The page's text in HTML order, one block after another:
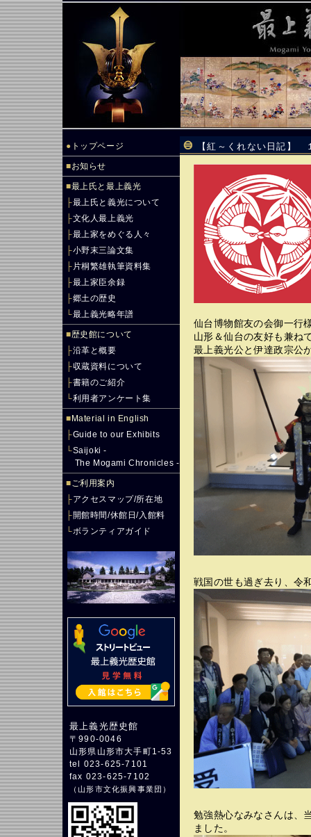
● トップページ
■お知らせ
■最上氏と最上義光
├最上氏と義光について
├文化人最上義光
├最上家をめぐる人々
├小野末三論文集
├ 片桐繁雄執筆資料集
├最上家臣余録
├郷土の歴史
└最上義光略年譜
■歴史館について
├沿革と概要
├収蔵資料について
├書籍のご紹介
└利用者アンケート集
■ Material in English
├Guide to our Exhibits
└Saijoki -
The Mogami Chronicles -
■ご利用案内
├アクセスマップ/所在地
├開館時間/休館日/入館料
└ボランティアガイド
最上義光歴史館
〒990-0046
山形県山形市大手町1-53
tel 023-625-7101
fax 023-625-7102
（山形市文化振興事業団 ）
【紅～くれない日記】
仙台博物館友の会御一行
山形＆仙台の友好も兼ね
最上義光公と伊達政宗公
戦国の世も過ぎ去り、令
勉強熱心なみなさんは、
ました。